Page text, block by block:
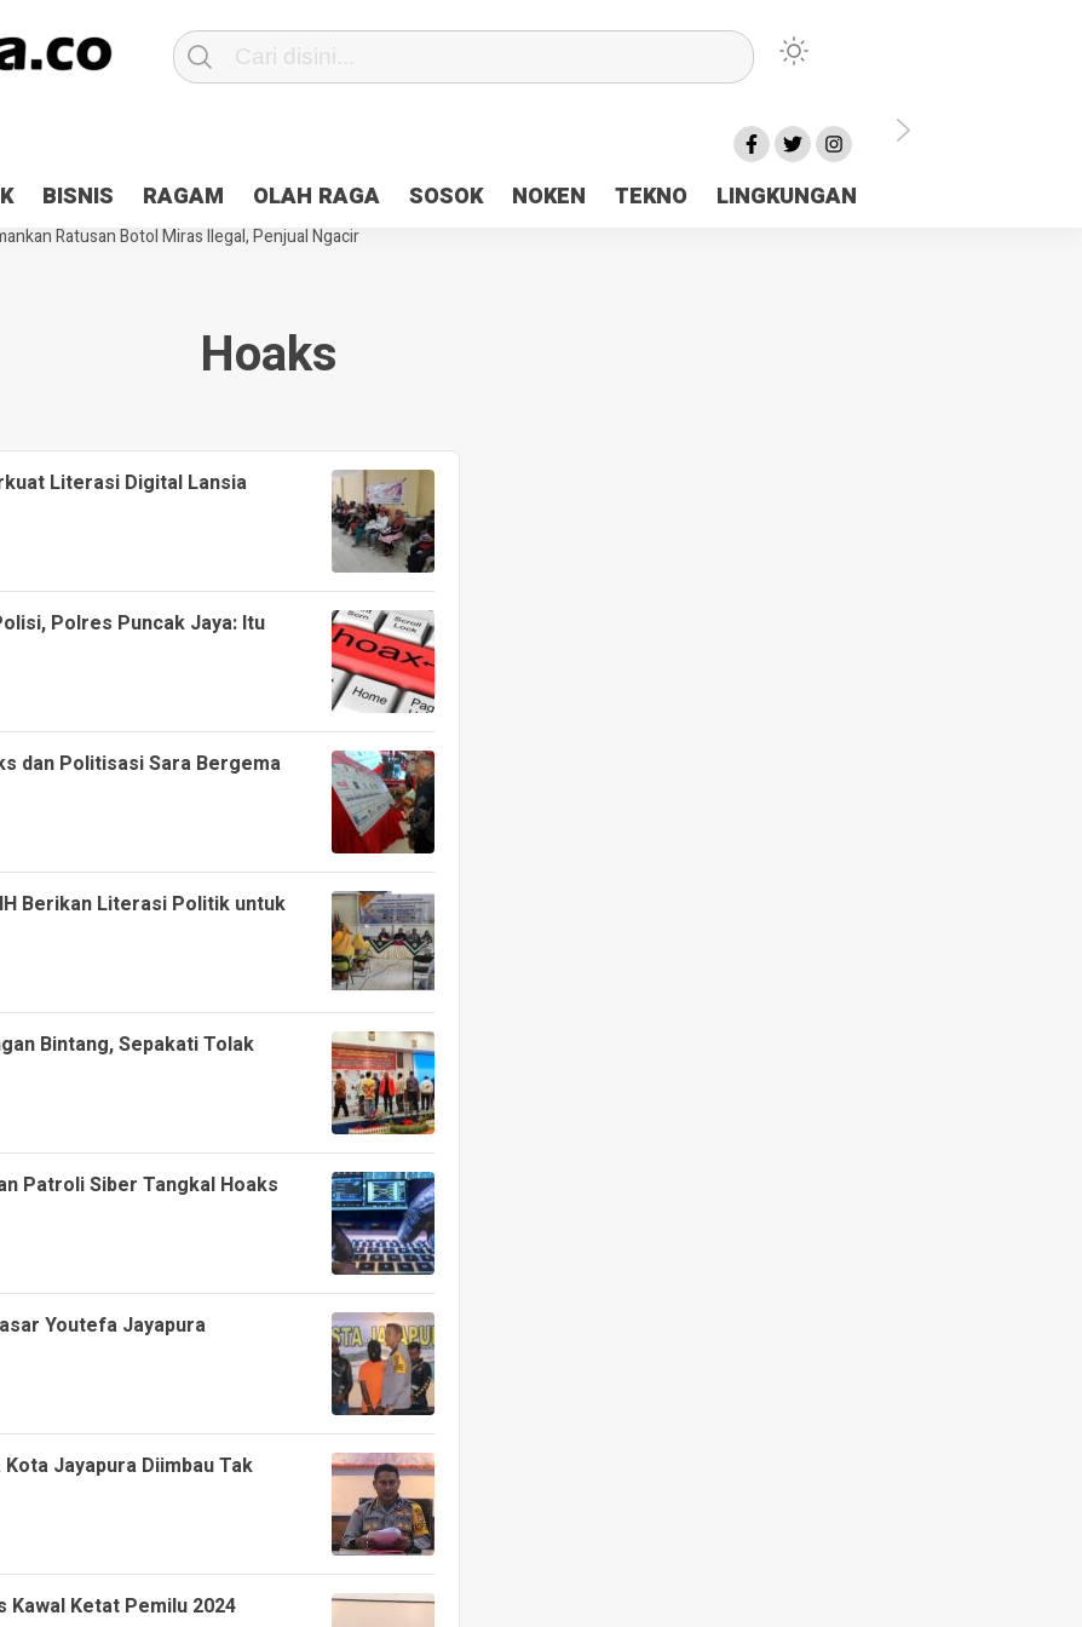
BISNIS RAGAM OLAH RAGA SOSOK NOKEN TEKNO LINGKUNGAN
2×24 jam di Kota Jayapura
Pesan Sejuk Polri di Deklarasi Pemilu Ceria Tanah Papua
Terbakar
Hibah Pilkada Jayapura Cair 10 Persen, Deposit Kas Daerah Rp23 Miliar Disorot
Ratusan Botol Miras Ilegal, Penjual Ngacir
Hoaks
Literasi Digital Lansia
Polres Puncak Jaya: Itu
dan Politisasi Sara Bergema
Berikan Literasi Politik untuk
Bintang, Sepakati Tolak
Patroli Siber Tangkal Hoaks
Youtefa Jayapura
Jayapura Diimbau Tak
Kawal Ketat Pemilu 2024